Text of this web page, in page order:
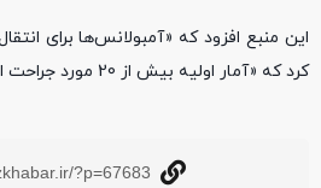
این منبع افزود که «آمبولانس‌ها برای
کرد که «آمار اولیه بیش از 20 مورد جراحت است.»
?p=67683